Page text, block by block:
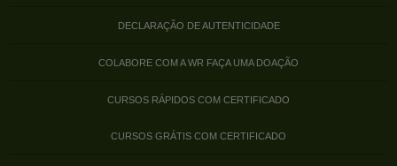
DECLARAÇÃO DE AUTENTICIDADE
COLABORE COM A WR FAÇA UMA DOAÇÃO
CURSOS RÁPIDOS COM CERTIFICADO
CURSOS GRÁTIS COM CERTIFICADO